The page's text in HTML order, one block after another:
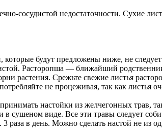
сосудистой недостаточности. Сухие
будут предложены ниже, не
Расторопша — ближайший
растения. Срежьте свежие листья
не процеживая, так как листья
настойки из желчегонных трав,
сушеном виде. Все эти травы следует
в день. Можно сделать настой не из